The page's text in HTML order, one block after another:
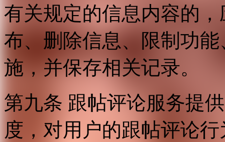
有关规定的信息内容的
布、删除信息、限制功
施，并保存相关记录。
第九条 跟帖评论服务提
度，对用户的跟帖评论